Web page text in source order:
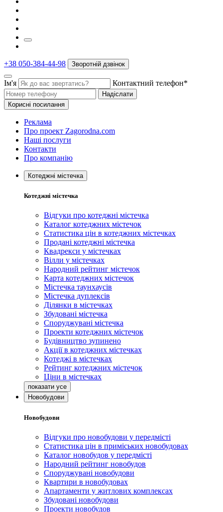
+38 050-384-44-98 Зворотній дзвінок
Ім'я Контактний телефон*
Надіслати
Корисні посилання
Реклама
Про проект Zagorodna.com
Наші послуги
Контакти
Про компанію
Котеджні містечка
Котеджні містечка
Відгуки про котеджні містечка
Каталог котеджних містечок
Статистика цін в котеджних містечках
Продані котеджні містечка
Квадрекси у містечках
Вілли у містечках
Народний рейтинг містечок
Карта котеджних містечок
Містечка таунхаусів
Містечка дуплексів
Ділянки в містечках
Збудовані містечка
Споруджувані містечка
Проекти котеджних містечок
Будівництво зупинено
Акції в котеджних містечках
Котеджі в містечках
Рейтинг котеджних містечок
Ціни в містечках
Новобудови
Новобудови
Відгуки про новобудови у передмісті
Статистика цін в приміських новобудовах
Каталог новобудов у передмісті
Народний рейтинг новобудов
Споруджувані новобудови
Квартири в новобудовах
Апартаменти у житлових комплексах
Збудовані новобудови
Проекти новобудов